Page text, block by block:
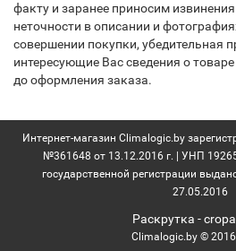
факту и заранее приносим
неточности в описании и
совершении покупки, убедительная
интересующие Вас сведения о
до оформления заказа.
Интернет-магазин Climalogic.by
№361648 от 13.12.2016 г. | УНП
государственной регистрации
27.05.2016
Раскрутка -
Climalogic.by ©